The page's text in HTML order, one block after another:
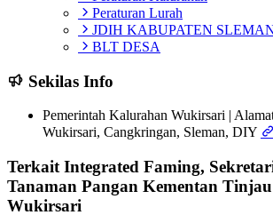
Peraturan Lurah
JDIH KABUPATEN
BLT DESA
Sekilas Info
Pemerintah Kalurahan Wukirsari |
Wukirsari, Cangkringan, Sleman, DIY
Terkait Integrated Faming,
Tanaman Pangan Kementan
Wukirsari